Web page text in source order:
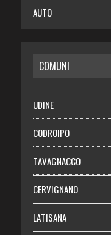
AUTO
RISPARMIO
SALUTE
Necrologie
Chi siamo
Abbonati
Login
COMUNI
UDINE
CODROIPO
TAVAGNACCO
CERVIGNANO
LATISANA